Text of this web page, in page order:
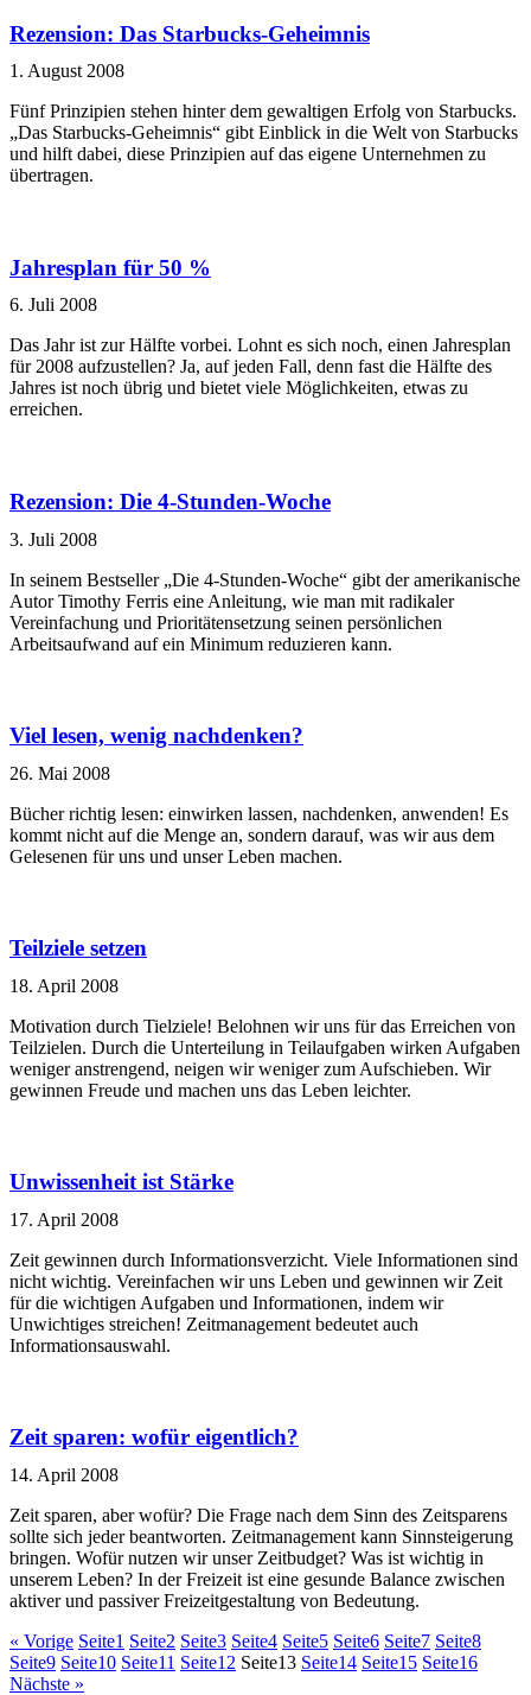
Rezension: Das Starbucks-Geheimnis
1. August 2008
Fünf Prinzipien stehen hinter dem gewaltigen Erfolg von Starbucks.
„Das Starbucks-Geheimnis“ gibt Einblick in die Welt von Starbucks
und hilft dabei, diese Prinzipien auf das eigene Unternehmen zu
übertragen.
Jahresplan für 50 %
6. Juli 2008
Das Jahr ist zur Hälfte vorbei. Lohnt es sich noch, einen Jahresplan
für 2008 aufzustellen? Ja, auf jeden Fall, denn fast die Hälfte des
Jahres ist noch übrig und bietet viele Möglichkeiten, etwas zu
erreichen.
Rezension: Die 4-Stunden-Woche
3. Juli 2008
In seinem Bestseller „Die 4-Stunden-Woche“ gibt der amerikanische
Autor Timothy Ferris eine Anleitung, wie man mit radikaler
Vereinfachung und Prioritätensetzung seinen persönlichen
Arbeitsaufwand auf ein Minimum reduzieren kann.
Viel lesen, wenig nachdenken?
26. Mai 2008
Bücher richtig lesen: einwirken lassen, nachdenken, anwenden! Es
kommt nicht auf die Menge an, sondern darauf, was wir aus dem
Gelesenen für uns und unser Leben machen.
Teilziele setzen
18. April 2008
Motivation durch Tielziele! Belohnen wir uns für das Erreichen von
Teilzielen. Durch die Unterteilung in Teilaufgaben wirken Aufgaben
weniger anstrengend, neigen wir weniger zum Aufschieben. Wir
gewinnen Freude und machen uns das Leben leichter.
Unwissenheit ist Stärke
17. April 2008
Zeit gewinnen durch Informationsverzicht. Viele Informationen sind
nicht wichtig. Vereinfachen wir uns Leben und gewinnen wir Zeit
für die wichtigen Aufgaben und Informationen, indem wir
Unwichtiges streichen! Zeitmanagement bedeutet auch
Informationsauswahl.
Zeit sparen: wofür eigentlich?
14. April 2008
Zeit sparen, aber wofür? Die Frage nach dem Sinn des Zeitsparens
sollte sich jeder beantworten. Zeitmanagement kann Sinnsteigerung
bringen. Wofür nutzen wir unser Zeitbudget? Was ist wichtig in
unserem Leben? In der Freizeit ist eine gesunde Balance zwischen
aktiver und passiver Freizeitgestaltung von Bedeutung.
« Vorige Seite1 Seite2 Seite3 Seite4 Seite5 Seite6 Seite7 Seite8
Seite9 Seite10 Seite11 Seite12 Seite13 Seite14 Seite15 Seite16
Nächste »